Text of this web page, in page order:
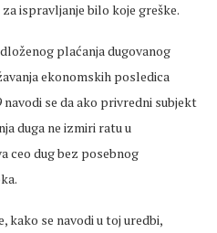
ispravljanje bilo koje greške.
plaćanja dugovanog
ekonomskih posledica
se da ako privredni subjekt
duga ne izmiri ratu u
ceo dug bez posebnog
kako se navodi u toj uredbi,